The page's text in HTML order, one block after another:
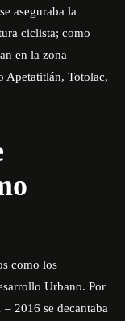
aseguraba la
ciclista; como
en la zona
Apetatitlán, Totolac,
como los
Urbano. Por
2016 se decantaba